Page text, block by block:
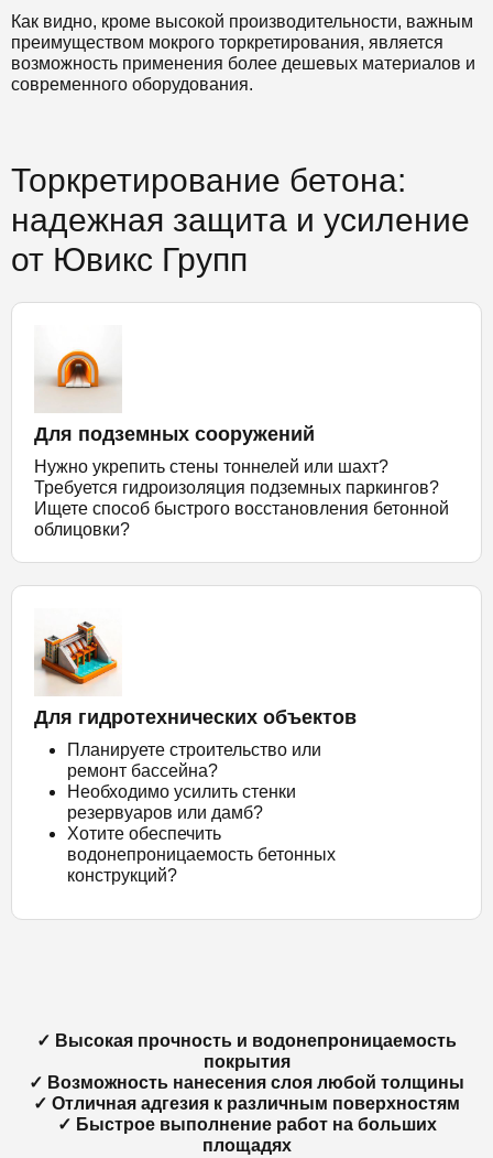
Как видно, кроме высокой производительности, важным
преимуществом мокрого торкретирования, является
возможность применения более дешевых материалов и
современного оборудования.
Торкретирование бетона:
надежная защита и усиление
от Ювикс Групп
Для подземных сооружений
Нужно укрепить стены тоннелей или шахт?
Требуется гидроизоляция подземных паркингов?
Ищете способ быстрого восстановления бетонной
облицовки?
Для гидротехнических объектов
Планируете строительство или
ремонт бассейна?
Необходимо усилить стенки
резервуаров или дамб?
Хотите обеспечить
водонепроницаемость бетонных
конструкций?
✓ Высокая прочность и водонепроницаемость
покрытия
✓ Возможность нанесения слоя любой толщины
✓ Отличная адгезия к различным поверхностям
✓ Быстрое выполнение работ на больших
площадях